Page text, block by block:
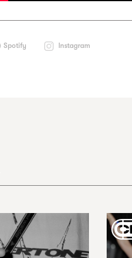
Spotify Instagram